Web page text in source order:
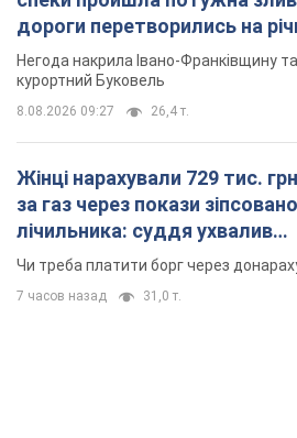
дороги перетворились на
Відео
Негода накрила Івано-Франківщину та
курортний Буковель
8.08.2026 09:27 26,4 т.
Жінці нарахували 729 тис.
за газ через покази
лічильника: суддя ухвалив
неочікуване рішення
Чи треба платити борг через
7 часов назад 31,0 т.